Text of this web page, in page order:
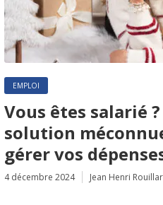
EMPLOI
Vous êtes salarié
solution
gérer vos
4 décembre 2024 Jean Henri